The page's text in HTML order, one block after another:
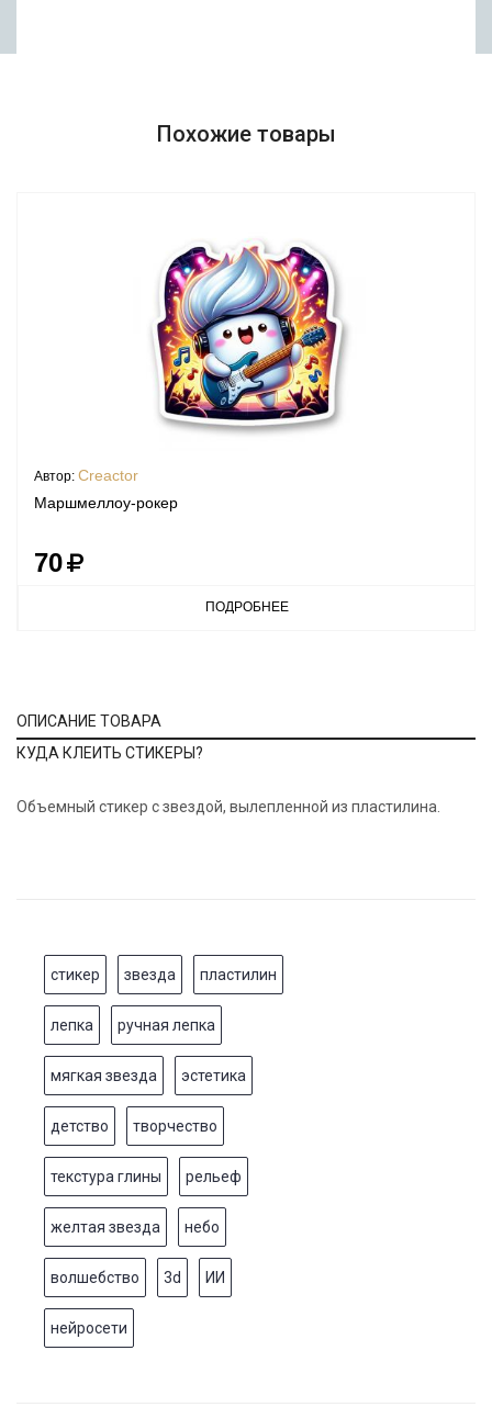
Похожие товары
Автор: Creactor
Маршмеллоу-рокер
70
ПОДРОБНЕЕ
ОПИСАНИЕ ТОВАРА
КУДА КЛЕИТЬ СТИКЕРЫ?
Объемный стикер с звездой, вылепленной из пластилина.
стикер звезда пластилин
лепка ручная лепка
мягкая звезда эстетика
детство творчество
текстура глины рельеф
желтая звезда небо
волшебство 3d ИИ
нейросети